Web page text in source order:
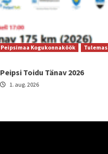
Peipsimaa Kogukonnaköök Tulemas
Peipsi Toidu Tänav 2026
1. aug. 2026